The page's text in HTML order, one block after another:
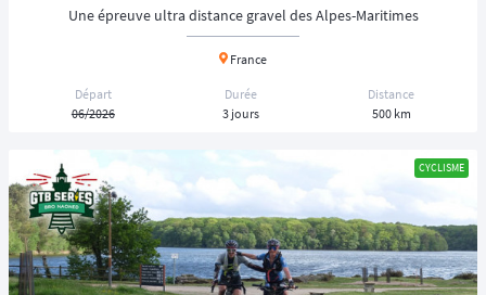
Une épreuve ultra distance gravel des Alpes-Maritimes
France
Départ
06/2026
Durée
3 jours
Distance
500 km
CYCLISME